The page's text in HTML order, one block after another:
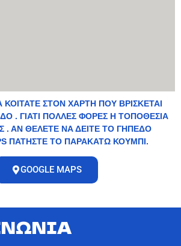
ΣΤΟΝ ΧΑΡΤΗ ΠΟΥ ΒΡΙΣΚΕΤΑΙ
. ΓΙΑΤΙ ΠΟΛΛΕΣ ΦΟΡΕΣ Η ΤΟΠΟΘΕΣΙΑ
. ΑΝ ΘΕΛΕΤΕ ΝΑ ΔΕΙΤΕ ΤΟ ΓΗΠΕΔΟ
ΠΑΤΗΣΤΕ ΤΟ ΠΑΡΑΚΑΤΩ ΚΟΥΜΠΙ.
GOOGLE MAPS